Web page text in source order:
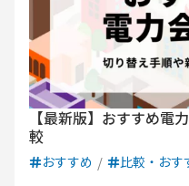
【最新版】おすすめ電
較
おすすめ 比較・おす